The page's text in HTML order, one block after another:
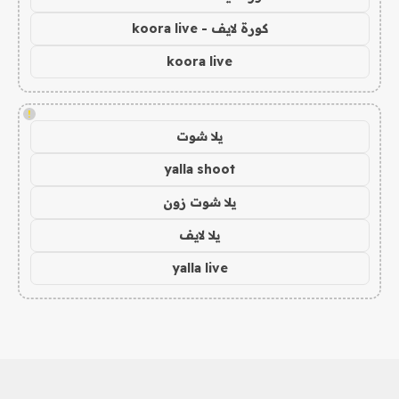
كورة لايف - koora live
koora live
!
يلا شوت
yalla shoot
يلا شوت زون
يلا لايف
yalla live